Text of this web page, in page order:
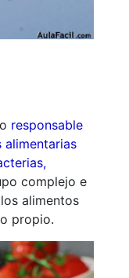
responsable
alimentarias
complejo e
alimentos
propio.